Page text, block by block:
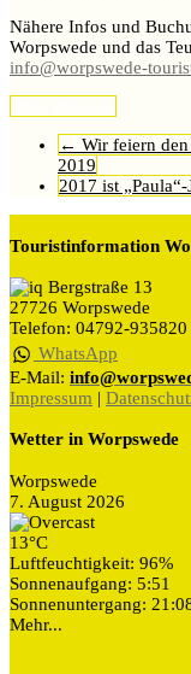
Nähere Infos und
Worpswede und das
info@worpswede-
← Wir feiern
2019
2017 ist „Paula“-
Touristinformation
Bergstraße 13
27726 Worpswede
Telefon: 04792-935820
WhatsApp
E-Mail:
Impressum |
Wetter in Worpswede
Worpswede
7. August 2026
13°C
Luftfeuchtigkeit: 96%
Sonnenaufgang: 5:51
Sonnenuntergang:
Mehr...